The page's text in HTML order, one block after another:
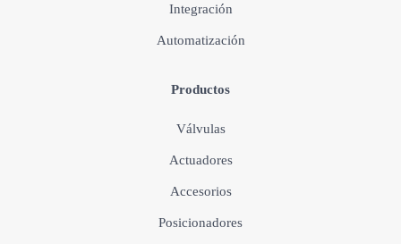
Integración
Automatización
Productos
Válvulas
Actuadores
Accesorios
Posicionadores